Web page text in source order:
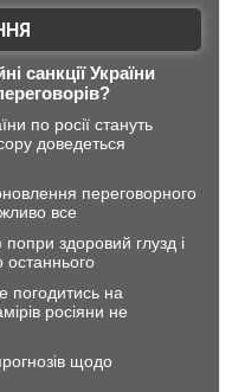
санкції України
по росії стануть
доведеться
переговорного
все
здоровий глузд і
останнього
погодитись на
росіяни не
щодо